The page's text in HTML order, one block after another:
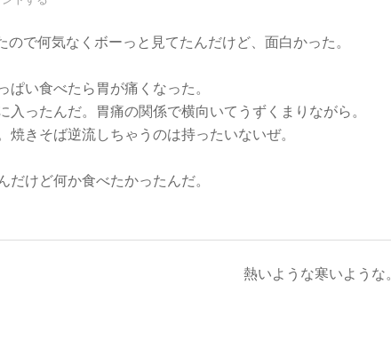
で何気なくボーっと見てたんだけど、面白かった。
い食べたら胃が痛くなった。
ったんだ。胃痛の関係で横向いてうずくまりながら。
きそば逆流しちゃうのは持ったいないぜ。
けど何か食べたかったんだ。
熱いような寒いような。